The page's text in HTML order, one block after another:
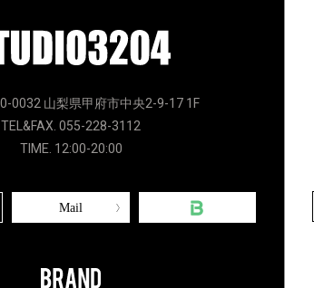
0032 山梨県甲府市中央2-9-17 1F
TEL&FAX. 055-228-3112
TIME. 12:00-20:00
Mail